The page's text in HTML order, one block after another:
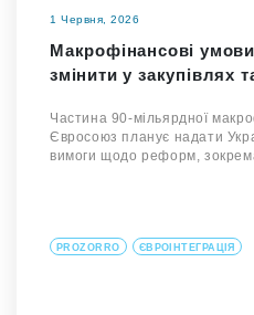
1 Червня, 2026
Макрофінансові
змінити у закупівлях
Частина 90-мільярдної
Євросоюз планує надати
вимоги щодо реформ,
PROZORRO ЄВРОІНТЕГРАЦІЯ